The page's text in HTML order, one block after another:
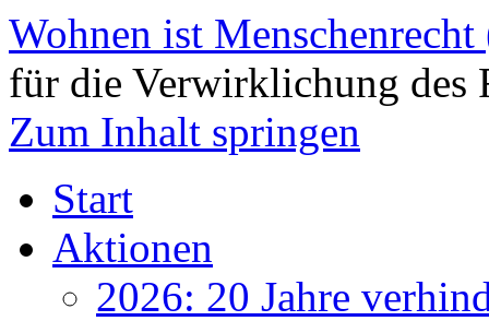
Wohnen ist
für die Verwirklichung des
Zum Inhalt springen
Start
Aktionen
2026: 20 Jahre